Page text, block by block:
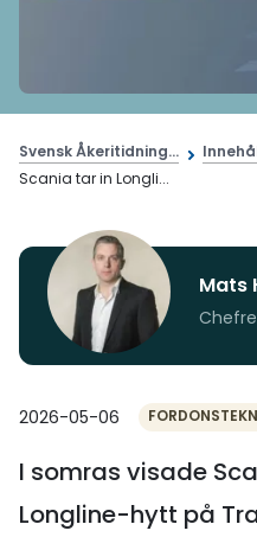
Svensk Åkeritidning...
Scania tar in Longli...
Mats
2026-05-06
I somras visade
Longline-hytt på